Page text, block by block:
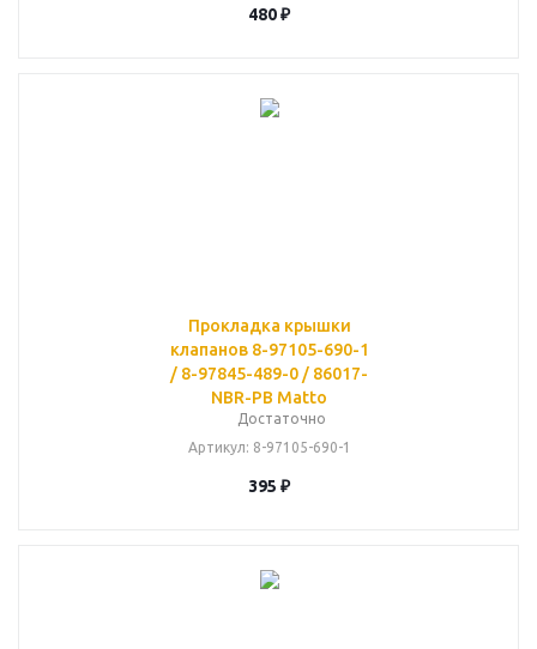
480₽
Прокладка крышки
клапанов 8-97105-690-1
/ 8-97845-489-0 / 86017-
NBR-PB Matto
Достаточно
Артикул: 8-97105-690-1
395 ₽